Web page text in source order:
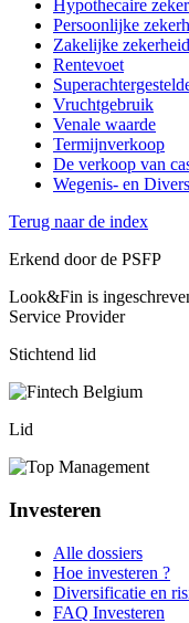
Hypothecaire
Persoonlijke
Zakelijke zekerheid
Rentevoet
Vruchtgebruik
Venale waarde
Termijnverkoop
De verkoop van
Wegenis- en
Terug naar de index
Erkend door de PSFP
Look&Fin is
Service Provider
Stichtend lid
Lid
Investeren
Alle dossiers
Hoe investeren ?
Diversificatie en
FAQ Investeren